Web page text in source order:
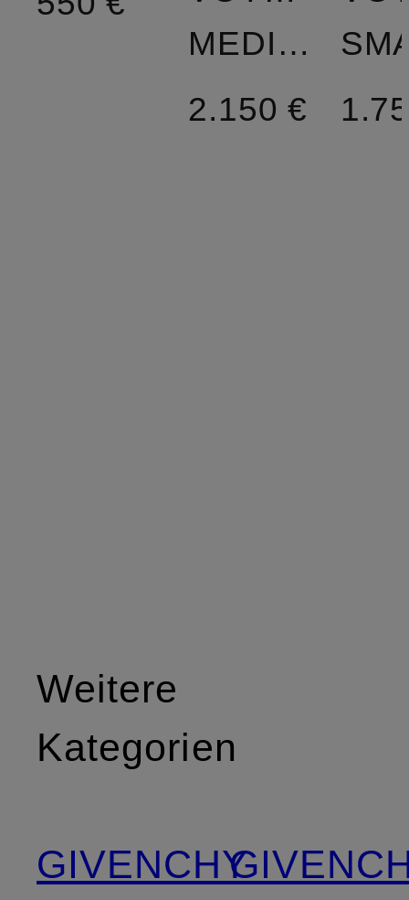
MEDIUM
2.150 €
Weitere
Kategorien
GIVENCHY